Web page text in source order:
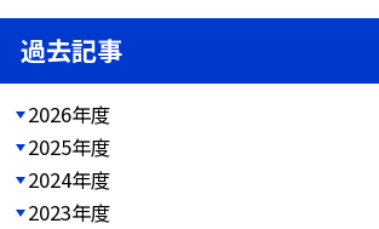
過去記事
2026年度
2025年度
2024年度
2023年度